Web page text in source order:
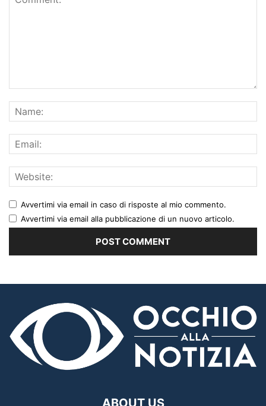
Avvertimi via email in caso di risposte al mio commento.
Avvertimi via email alla pubblicazione di un nuovo articolo.
ABOUT US